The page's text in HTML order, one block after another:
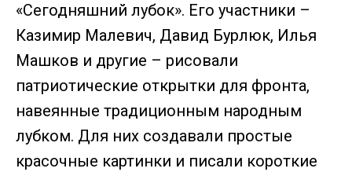
«Сегодняшний лубок». Его участники –
Казимир Малевич, Давид Бурлюк, Илья
Машков и другие – рисовали
патриотические открытки для фронта,
навеянные традиционным народным
лубком. Для них создавали простые
красочные картинки и писали короткие